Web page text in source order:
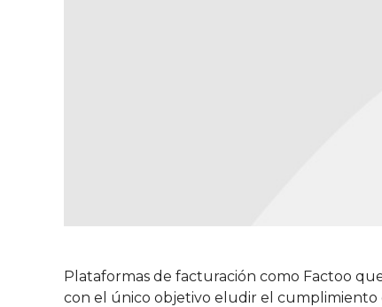
Plataformas de facturación como Factoo
con el único objetivo eludir el cumplimiento